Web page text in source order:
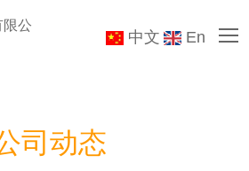
中文 En
司动态